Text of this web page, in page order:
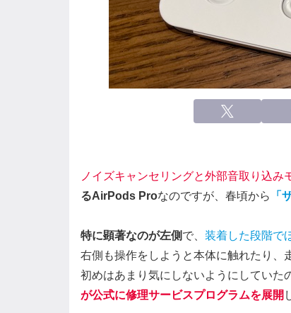
ノイズキャンセリングと外部音取り込み
るAirPods Proなのですが、春頃から 「
特に顕著なのが左側 で、 装着した段階で
右側も操作をしようと本体に触れたり、
初めはあまり気にしないようにしていた
が公式に修理サービスプログラムを展開